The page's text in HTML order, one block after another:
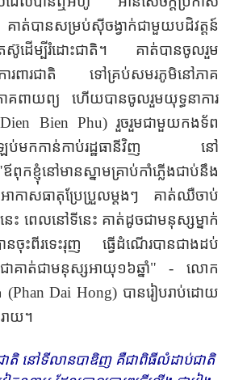
ត់​បានសម្រប់​ស៊ីចង្វាក់​ជាមួយ​បដិវត្តន៍
ស៊ូ​ដើម្បី​រំដោះ​ជាតិ​។ គាត់​បាន​ចូល​រួម​
រពារជាតិ ទៅគ្រប់​សមរភូមិ​នៅភាគ​
ពាយព្យ ហើយ​បាន​ចូលរួម​យុទ្ធនាការ​
Dien Bien Phu) រួច​រួម​ជាមួយ​កងទ័ព
ឡប់​មកកាន់​កាប់រដ្ឋធានីវិញ នៅ
កខ្ញុំ​នៅមាន​ស្នាម​គ្រាប់​កាំ​ភ្លើង​ជាប់នឹង​
ាកាសធាតុ​ប្រែប្រួល​ម្ដងៗ គាត់​​ឈឺចាប់
េះ ពេល​នៅ​ទី​នេះ គាត់​ដូចជា​មនុស្សម្នាក់​
ះ​ពីរទេះ​រុញ ធ្វើដំណើរ​បាន​ជាង​ដប់​
គាត់​ជាមនុស្សអាយុ១៦​ឆ្នាំ"​ - លោក
(PhanDai Hong) បានរៀបរាប់ដោយ​
ាយ។
តិ នៅទីលានបាឌិញ គឺជា​ពិធីលំដាប់​ជាតិ​